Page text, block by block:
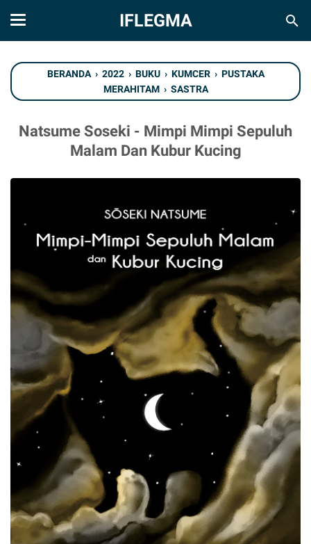
IFLEGMA
BERANDA › 2022 › BUKU › KUMCER › PUSTAKA
MERAHITAM › SASTRA
Natsume Soseki - Mimpi Mimpi Sepuluh
Malam Dan Kubur Kucing